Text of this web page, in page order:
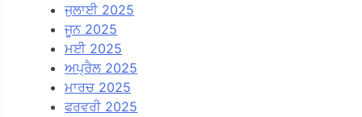
ਜੁਲਾਈ 2025
ਜੂਨ 2025
ਮਈ 2025
ਅਪ੍ਰੈਲ 2025
ਮਾਰਚ 2025
ਫਰਵਰੀ 2025